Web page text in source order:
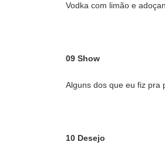
Vodka com limão e
09 Show
Alguns dos que eu fiz pra
10 Desejo